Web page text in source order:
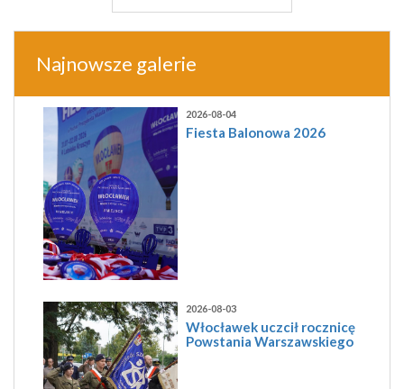
Najnowsze galerie
2026-08-04
Fiesta Balonowa 2026
2026-08-03
Włocławek uczcił rocznicę
Powstania Warszawskiego